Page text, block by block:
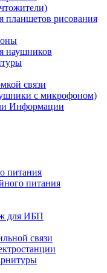
планшетов рисования
наушников
связи
с микрофоном)
Информации
питания
питания
для ИБП
связи